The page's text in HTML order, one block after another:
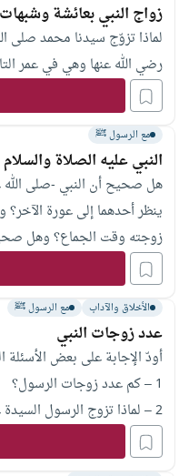
زواج النبي بعائشة
لماذا تزوّج سيدنا محمد صلى
رضي الله عنها وهي في عمر
مع الرسول ﷺ
النبي عليه الصلاة
هل صحيح أن النبي -صلى الله
ينظر أحدهما إلى عورة الآخر؟
زوجته وقت الجماع؟ وهل
وسلم – كن يلبسن الإزار وقت
الأخلاق والآداب مع الرسول ﷺ
عدد زوجات النبي
أودّ الإجابة على بعض الأسئلة
1 – كم عدد زوجات الرسول؟
2 – لماذا تزوج الرسول
التاسعة؟
3 – لماذا حاربت السيدة